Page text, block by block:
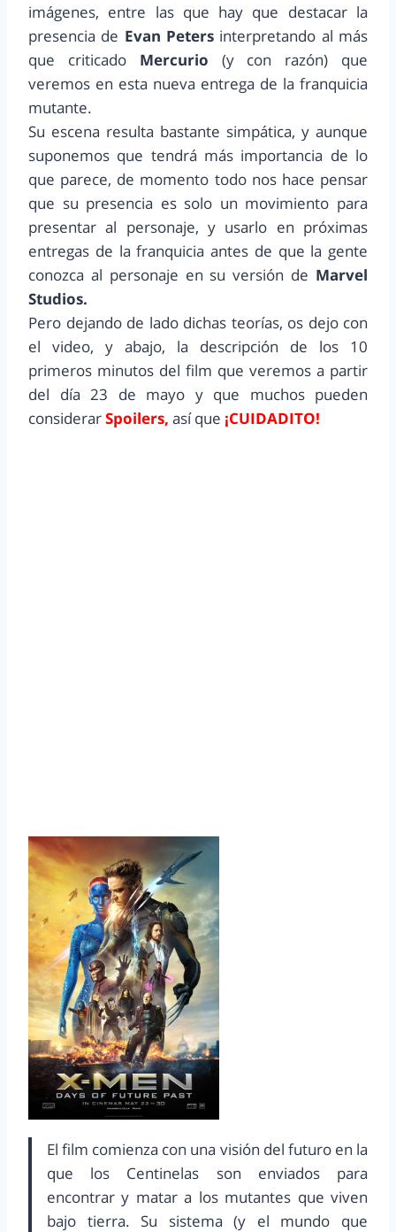
imágenes, entre las que hay que destacar la
presencia de Evan Peters interpretando al más
que criticado Mercurio (y con razón) que
veremos en esta nueva entrega de la franquicia
mutante.
Su escena resulta bastante simpática, y aunque
suponemos que tendrá más importancia de lo
que parece, de momento todo nos hace pensar
que su presencia es solo un movimiento para
presentar al personaje, y usarlo en próximas
entregas de la franquicia antes de que la gente
conozca al personaje en su versión de Marvel
Studios.
Pero dejando de lado dichas teorías, os dejo con
el video, y abajo, la descripción de los 10
primeros minutos del film que veremos a partir
del día 23 de mayo y que muchos pueden
considerarSpoilers, así que ¡CUIDADITO!
El film comienza con una visión del futuro en la
que los Centinelas son enviados para
encontrar y matar a los mutantes que viven
bajo tierra. Su sistema (y el mundo que